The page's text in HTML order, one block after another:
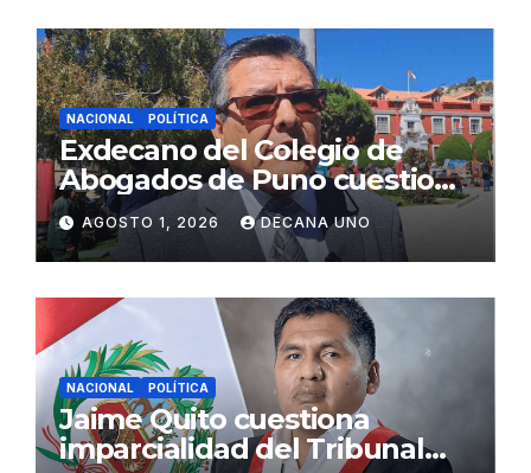
NACIONAL POLÍTICA
Exdecano del Colegio de
Abogados de Puno cuestiona
propuestas sobre seguridad
ciudadana
AGOSTO 1, 2026 DECANA UNO
NACIONAL POLÍTICA
Jaime Quito cuestiona
imparcialidad del Tribunal